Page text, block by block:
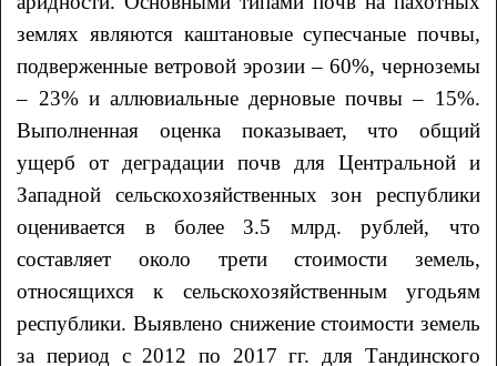
землях являются каштановые супесчаные почвы,
подверженные ветровой эрозии – 60%, черноземы
– 23% и аллювиальные дерновые почвы – 15%.
Выполненная оценка показывает, что общий
ущерб от деградации почв для Центральной и
Западной сельскохозяйственных зон республики
оценивается в более 3.5 млрд. рублей, что
составляет около трети стоимости земель,
относящихся к сельскохозяйственным угодьям
республики. Выявлено снижение стоимости земель
за период с 2012 по 2017 гг. для Тандинского